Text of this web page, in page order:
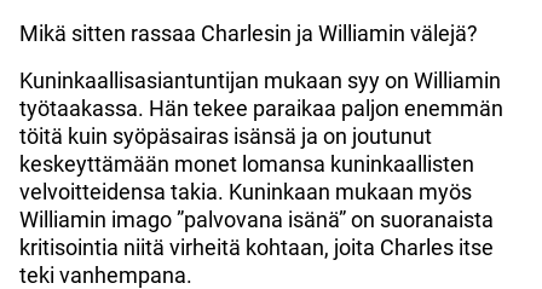
Mikä sitten rassaa Charlesin ja Williamin välejä?
Kuninkaallisasiantuntijan mukaan syy on Williamin
työtaakassa. Hän tekee paraikaa paljon enemmän
töitä kuin syöpäsairas isänsä ja on joutunut
keskeyttämään monet lomansa kuninkaallisten
velvoitteidensa takia. Kuninkaan mukaan myös
Williamin imago ”palvovana isänä” on suoranaista
kritisointia niitä virheitä kohtaan, joita Charles itse
teki vanhempana.